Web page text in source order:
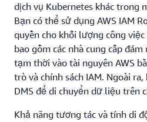
dịch vụ Kubernetes khác trong
Bạn có thể sử dụng AWS IAM
quyền cho khối lượng công việc
bao gồm các nhà cung cấp
tạm thời vào tài nguyên AWS
trò và chính sách IAM. Ngoài
DMS để di chuyển dữ liệu trên
Khả năng tương tác và tính di